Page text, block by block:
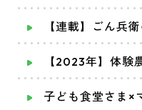
【連載】ごん兵
【2023年】体験
子ども食堂さま×